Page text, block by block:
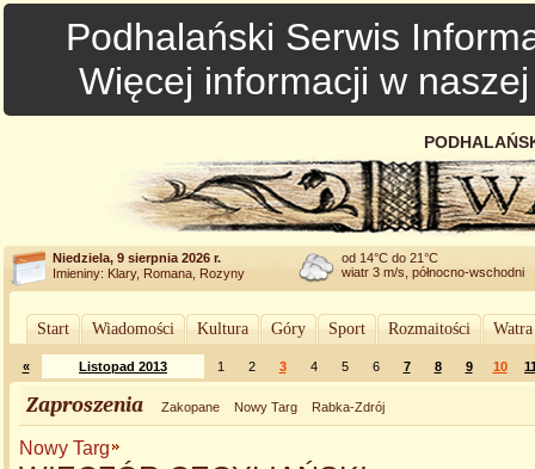
Podhalański Serwis
Więcej informacji w
Niedziela, 9 sierpnia 2026 r.
Imieniny: Klary, Romana, Rozyny
od 14°C do 21°C
wiatr 3 m/s, północno-wschodni
Start Wiadomości Kultura Góry Sport Rozmaitości
« Listopad 2013 1 2 3 4 5 6 7 8 9 10
Zaproszenia Zakopane Nowy Targ Rabka-Zdrój
Nowy Targ